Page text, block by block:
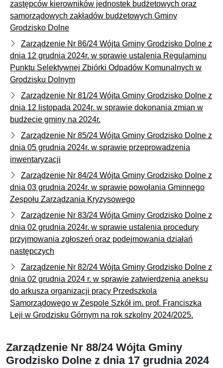
zastępców kierowników jednostek budżetowych oraz
samorządowych zakładów budżetowych Gminy
Grodzisko Dolne
Zarządzenie Nr 86/24 Wójta Gminy Grodzisko Dolne z
dnia 12 grudnia 2024r. w sprawie ustalenia Regulaminu
Punktu Selektywnej Zbiórki Odpadów Komunalnych w
Grodzisku Dolnym
Zarządzenie Nr 81/24 Wójta Gminy Grodzisko Dolne z
dnia 12 listopada 2024r. w sprawie dokonania zmian w
budżecie gminy na 2024r.
Zarządzenie Nr 85/24 Wójta Gminy Grodzisko Dolne z
dnia 05 grudnia 2024r. w sprawie przeprowadzenia
inwentaryzacji
Zarządzenie Nr 84/24 Wójta Gminy Grodzisko Dolne z
dnia 03 grudnia 2024r. w sprawie powołania Gminnego
Zespołu Zarządzania Kryzysowego
Zarządzenie Nr 83/24 Wójta Gminy Grodzisko Dolne z
dnia 02 grudnia 2024r. w sprawie ustalenia procedury
przyjmowania zgłoszeń oraz podejmowania działań
następczych
Zarządzenie Nr 82/24 Wójta Gminy Grodzisko Dolne z
dnia 02 grudnia 2024 r. w sprawie zatwierdzenia aneksu
do arkusza organizacji pracy Przedszkola
Samorządowego w Zespole Szkół im. prof. Franciszka
Leji w Grodzisku Górnym na rok szkolny 2024/2025.
Zarządzenie Nr 88/24 Wójta Gminy
Grodzisko Dolne z dnia 17 grudnia 2024